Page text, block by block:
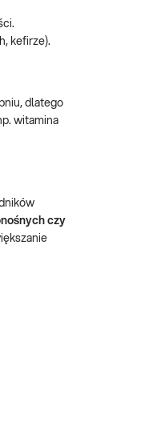
kefirze).
dlatego
witamina
czy